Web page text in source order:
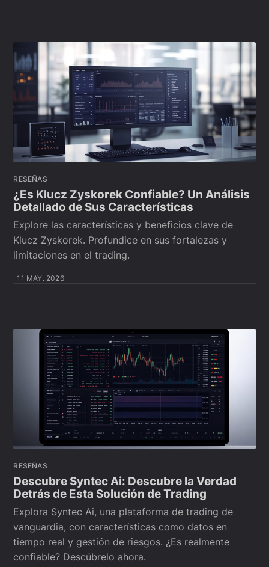
RESEÑAS
¿Es Klucz Zyskorek Confiable? Un Análisis
Detallado de Sus Características
Explore las características y beneficios clave de
Klucz Zyskorek. Profundice en sus fortalezas y
limitaciones en el trading.
11 MAY. 2026
RESEÑAS
Descubre Syntec Ai: Descubre la Verdad
Detrás de Esta Solución de Trading
Explora Syntec Ai, una plataforma de trading de
vanguardia, con características como datos en
tiempo real y gestión de riesgos. ¿Es realmente
confiable? Descúbrelo ahora.